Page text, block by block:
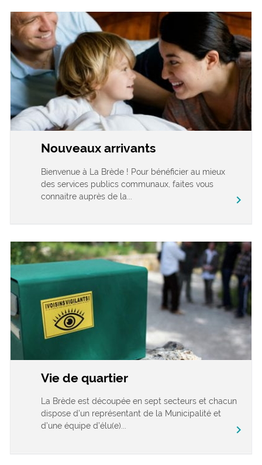
Nouveaux arrivants
Bienvenue à La Brède ! Pour bénéficier au mieux
des services publics communaux, faites vous
connaitre auprès de la...
chevron_right
Vie de quartier
La Brède est découpée en sept secteurs et chacun
dispose d’un représentant de la Municipalité et
d’une équipe d’élu(e)...
chevron_right